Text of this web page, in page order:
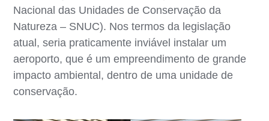
Nacional das Unidades de Conservação da
Natureza – SNUC). Nos termos da legislação
atual, seria praticamente inviável instalar um
aeroporto, que é um empreendimento de grande
impacto ambiental, dentro de uma unidade de
conservação.